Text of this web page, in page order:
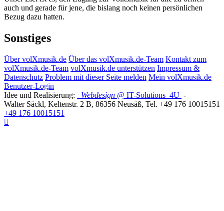
auch und gerade für jene, die bislang noch keinen persönlichen
Bezug dazu hatten.
Sonstiges
Über volXmusik.de Über das volXmusik.de-Team Kontakt zum
volXmusik.de-Team volXmusik.de unterstützen Impressum &
Datenschutz Problem mit dieser Seite melden Mein volXmusik.de
Benutzer-Login
Idee und Realisierung:
Webdesign @ IT-Solutions 4U -
Walter Säckl, Keltenstr. 2 B, 86356 Neusäß, Tel. +49 176 10015151
+49 176 10015151